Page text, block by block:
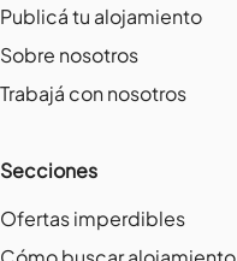
Publicá tu alojamiento
Sobre nosotros
Trabajá con nosotros
Secciones
Ofertas imperdibles